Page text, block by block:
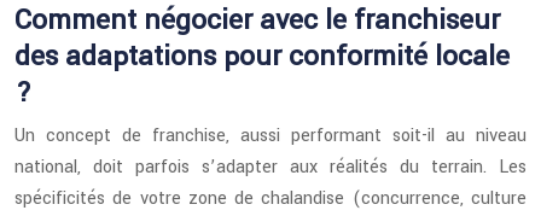
Comment négocier avec le franchiseur
des adaptations pour conformité locale
?
Un concept de franchise, aussi performant soit-il au niveau
national, doit parfois s’adapter aux réalités du terrain. Les
spécificités de votre zone de chalandise (concurrence, culture